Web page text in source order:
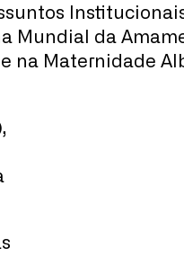
Mundial da
na Maternidade